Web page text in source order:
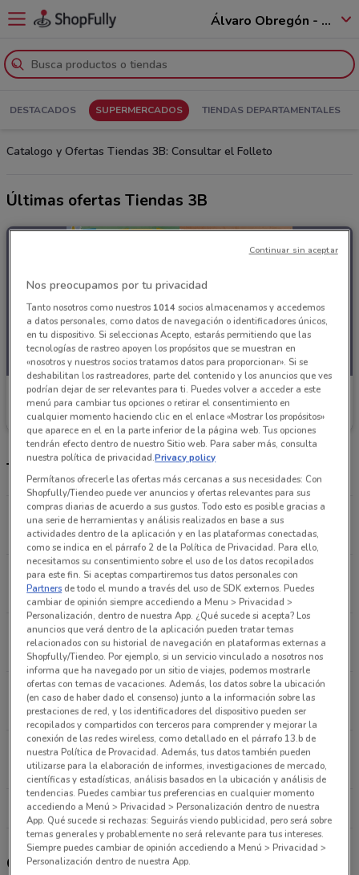
Álvaro Obregón - 01520
DESTACADOS SUPERMERCADOS TIENDAS DEPARTAMENTALES
Catalogo y Ofertas Tiendas 3B: Consultar el Folleto
Últimas ofertas Tiendas 3B
Tiendas 3B
Caduca el 31/08 481 m
Tiendas Tiendas 3B más cercanas
Av. Coyoacán 425 Benito Juárez
481 m
CERRADO
Avenida Coyoacán No 896 Benito Juarez
732 m
CERRADO
Porfirio Diaz s/n Ciudad De México
982 m
Porfirio Diaz s/n Cdmx
982 m
Gabriel Mancera No 154 Cdmx
1.2 km
CERRADO
Todas las tiendas Tiendas 3B
Otros catálogos cercanos
Nos preocupamos por tu privacidad
Tanto nosotros como nuestros 1014socios almacenamos y accedemos
a datos personales, como datos de navegación o identificadores únicos,
en tu dispositivo. Si seleccionas Acepto, estarás permitiendo que las
tecnologías de rastreo apoyen los propósitos que se muestran en
«nosotros y nuestros socios tratamos datos para proporcionar». Si se
deshabilitan los rastreadores, parte del contenido y los anuncios que ves
podrían dejar de ser relevantes para ti. Puedes volver a acceder a este
menú para cambiar tus opciones o retirar el consentimiento en
cualquier momento haciendo clic en el enlace «Mostrar los propósitos»
que aparece en el en la parte inferior de la página web. Tus opciones
tendrán efecto dentro de nuestro Sitio web. Para saber más, consulta
nuestra política de privacidad.Privacy policy
Permítanos ofrecerle las ofertas más cercanas a sus necesidades: Con
Shopfully/Tiendeo puede ver anuncios y ofertas relevantes para sus
compras diarias de acuerdo a sus gustos. Todo esto es posible gracias a
una serie de herramientas y análisis realizados en base a sus
actividades dentro de la aplicación y en las plataformas conectadas,
como se indica en el párrafo 2 de la Política de Privacidad. Para ello,
necesitamos su consentimiento sobre el uso de los datos recopilados
para este fin. Si aceptas compartiremos tus datos personales con
Partners de todo el mundo a través del uso de SDK externos. Puedes
cambiar de opinión siempre accediendo a Menu > Privacidad >
Personalización, dentro de nuestra App. ¿Qué sucede si acepta? Los
anuncios que verá dentro de la aplicación pueden tratar temas
relacionados con su historial de navegación en plataformas externas a
Shopfully/Tiendeo. Por ejemplo, si un servicio vinculado a nosotros nos
informa que ha navegado por un sitio de viajes, podemos mostrarle
ofertas con temas de vacaciones. Además, los datos sobre la ubicación
(en caso de haber dado el consenso) junto a la información sobre las
prestaciones de red, y los identificadores del dispositivo pueden ser
recopilados y compartidos con terceros para comprender y mejorar la
conexión de las redes wireless, como detallado en el párrafo 13.b de
nuestra Política de Provacidad. Además, tus datos también pueden
utilizarse para la elaboración de informes, investigaciones de mercado,
científicas y estadísticas, análisis basados en la ubicación y análisis de
tendencias. Puedes cambiar tus preferencias en cualquier momento
accediendo a Menú > Privacidad > Personalización dentro de nuestra
App. Qué sucede si rechazas: Seguirás viendo publicidad, pero será sobre
temas generales y probablemente no será relevante para tus intereses.
Siempre puedes cambiar de opinión accediendo a Menú > Privacidad >
Personalización dentro de nuestra App.
Continuar sin aceptar